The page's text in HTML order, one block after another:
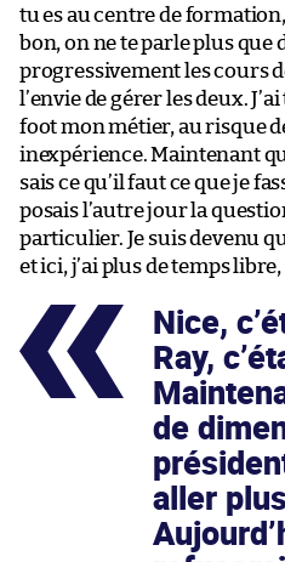
tu es au centre de
bon, on ne te parle plus que
progressivement les cours
l’envie de gérer les deux.
foot mon métier, au risque
inexpérience. Maintenant
sais ce qu’il faut ce que je
posais l’autre jour la
particulier. Je suis devenu
et ici, j’ai plus de temps
Nice,
Ray,
de
aller